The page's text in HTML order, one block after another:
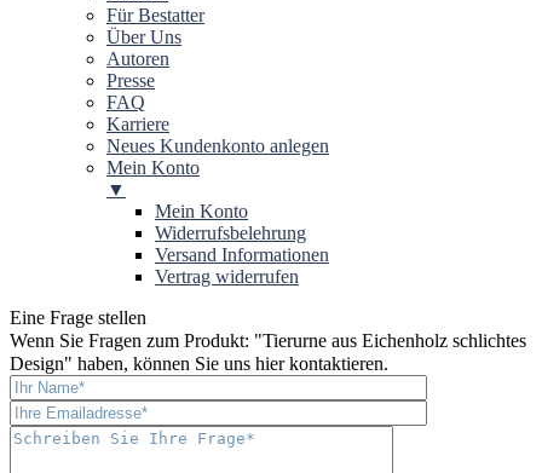
Für Bestatter
Über Uns
Autoren
Presse
FAQ
Karriere
Neues Kundenkonto anlegen
Mein Konto
▼
Mein Konto
Widerrufsbelehrung
Versand Informationen
Vertrag widerrufen
Eine Frage stellen
Wenn Sie Fragen zum Produkt: "Tierurne aus Eichenholz schlichtes
Design" haben, können Sie uns hier kontaktieren.